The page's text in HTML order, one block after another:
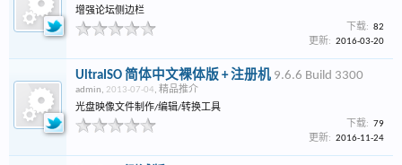
增强论坛侧边栏
下载: 82
更新: 2016-03-20
UltraISO 简体中文裸体版 + 注册机 9.6.6 Build 3300
admin, 2013-07-04, 精品推介
光盘映像文件制作/编辑/转换工具
下载: 79
更新: 2016-11-24